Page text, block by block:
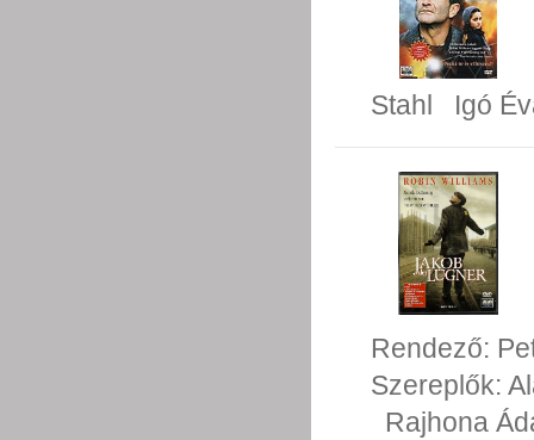
Stahl Igó
Rendező:
Szereplők:
Rajhona